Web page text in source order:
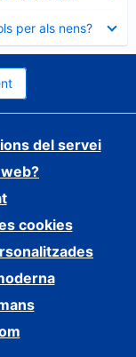
per als nens?
del servei
cookies